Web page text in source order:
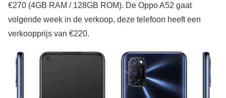
€270 (4GB RAM / 128GB ROM). De Oppo A52 gaat
volgende week in de verkoop, deze telefoon heeft een
verkoopprijs van €220.